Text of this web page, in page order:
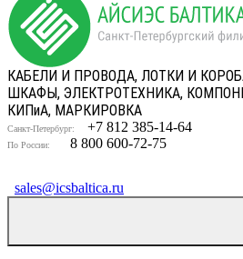
КАБЕЛИ И ПРОВОДА, ЛОТКИ И
ШКАФЫ, ЭЛЕКТРОТЕХНИКА,
КИПиА, МАРКИРОВКА
Санкт-Петербург: +7 812 385-14-64
По России: 8 800 600-72-75
sales@icsbaltica.ru